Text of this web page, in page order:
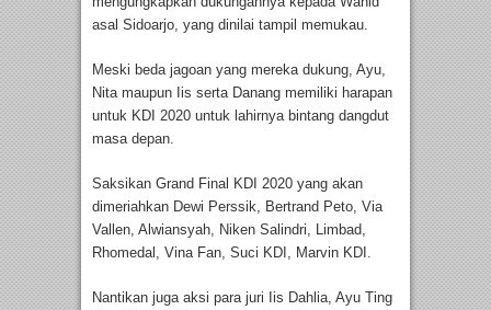
asal Sidoarjo, yang dinilai tampil memukau.
Meski beda jagoan yang mereka dukung, Ayu,
Nita maupun Iis serta Danang memiliki harapan
untuk KDI 2020 untuk lahirnya bintang dangdut
masa depan.
Saksikan Grand Final KDI 2020 yang akan
dimeriahkan Dewi Perssik, Bertrand Peto, Via
Vallen, Alwiansyah, Niken Salindri, Limbad,
Rhomedal, Vina Fan, Suci KDI, Marvin KDI.
Nantikan juga aksi para juri Iis Dahlia, Ayu Ting